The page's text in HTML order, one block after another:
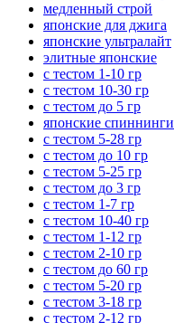
медленный строй
японские для джига
японские ультралайт
элитные японские
с тестом 1-10 гр
с тестом 10-30 гр
с тестом до 5 гр
японские спиннинги
с тестом 5-28 гр
с тестом до 10 гр
с тестом 5-25 гр
с тестом до 3 гр
с тестом 1-7 гр
с тестом 10-40 гр
с тестом 1-12 гр
с тестом 2-10 гр
с тестом до 60 гр
с тестом 5-20 гр
с тестом 3-18 гр
с тестом 2-12 гр